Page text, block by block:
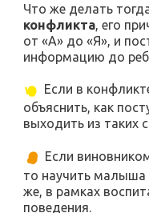
Что же делать
конфликта , его
от «А» до «Я», и
информацию до
Если в
объяснить, как
выходить из таких
Если
то научить малыша
же, в рамках
поведения.